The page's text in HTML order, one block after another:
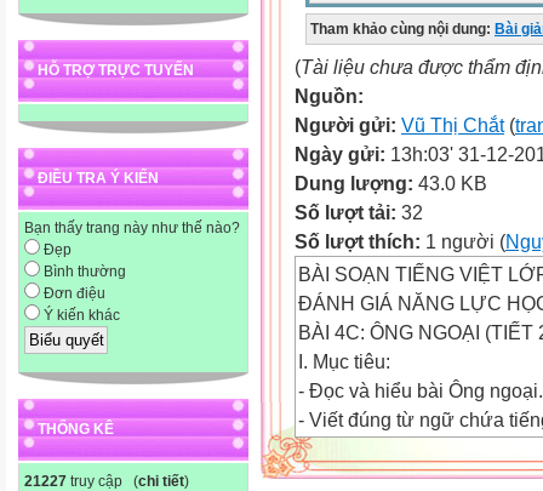
HỖ TRỢ TRỰC TUYẾN
ĐIỀU TRA Ý KIẾN
Bạn thấy trang này như thế nào?
Đẹp
Bình thường
Đơn điệu
Ý kiến khác
THỐNG KÊ
21227 truy cập (chi tiết)
Tham khảo cùng nội dung: Bài
(Tài liệu chưa được thẩm
Nguồn:
Người gửi: Vũ Thị Chắt(
Ngày gửi: 13h:03' 31-12-
Dung lượng: 43.0 KB
Số lượt tải: 32
Số lượt thích: 1 người (
BÀI SOẠN TIẾNG VIỆT
ĐÁNH GIÁ NĂNG LỰC
BÀI 4C: ÔNG NGOẠI (TIẾT
I. Mục tiêu:
- Đọc và hiểu bài Ông ngoại.
- Viết đúng từ ngữ chứa
- Biết đặt câu theo mẫu Ai là
II. Chuẩn bị: